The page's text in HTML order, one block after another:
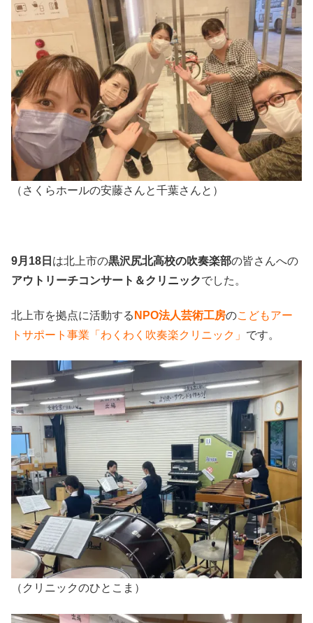
（さくらホールの安藤さんと千葉さんと）
9月18日 は北上市の黒沢尻北高校の吹奏楽部の皆さんへの
アウトリーチコンサート＆クリニックでした。
北上市を拠点に活動する NPO法人芸術工房のこどもアー
トサポート事業「わくわく吹奏楽クリニック」 です。
（クリニックのひとこま）